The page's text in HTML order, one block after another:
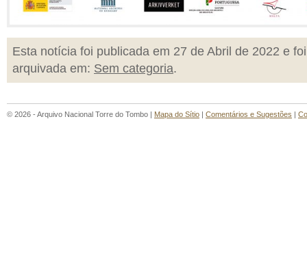
Esta notícia foi publicada em 27 de Abril de 2022 e foi
arquivada em: Sem categoria.
© 2026 - Arquivo Nacional Torre do Tombo | Mapa do Sítio | Comentários e Sugestões |